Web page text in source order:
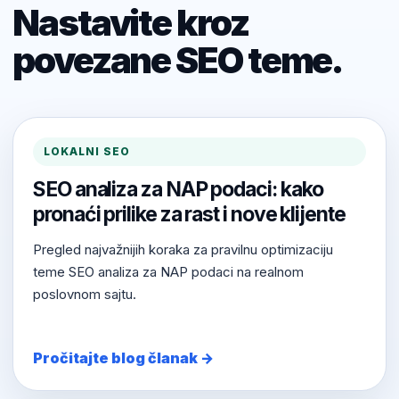
Nastavite kroz
povezane SEO teme.
LOKALNI SEO
SEO analiza za NAP podaci: kako
pronaći prilike za rast i nove klijente
Pregled najvažnijih koraka za pravilnu optimizaciju
teme SEO analiza za NAP podaci na realnom
poslovnom sajtu.
Pročitajte blog članak →